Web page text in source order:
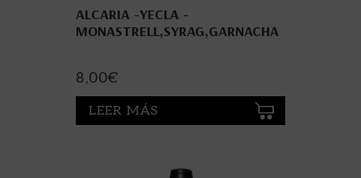
ALCARIA -YECLA -
MONASTRELL,SYRAG,GARNACHA
8,00€
LEER MÁS